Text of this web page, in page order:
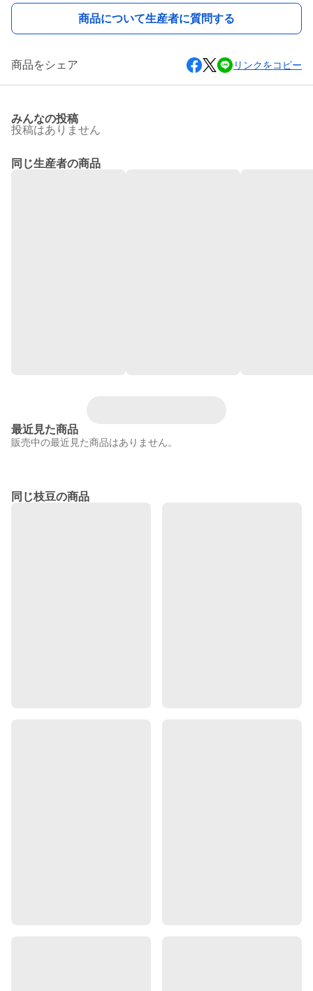
商品について生産者に質問する
商品をシェア リンクをコピー
みんなの投稿
投稿はありません
同じ生産者の商品
最近見た商品
販売中の最近見た商品はありません。
同じ枝豆の商品